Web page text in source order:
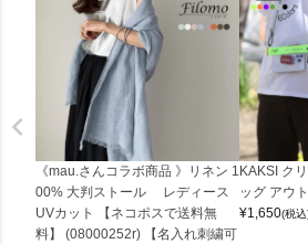
《mau.さんコラボ商品 》リネン 1
00% 大判ストール レディース
UVカット 【ネコポスで送料無
料】 (08000252r) 【名入れ刺繍可
KAKSI ク
ッグ アウ
¥1,650(税